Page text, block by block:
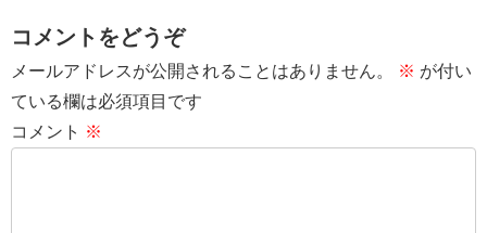
コメントをどうぞ
メールアドレスが公開されることはありません。 ※ が付い
ている欄は必須項目です
コメント ※